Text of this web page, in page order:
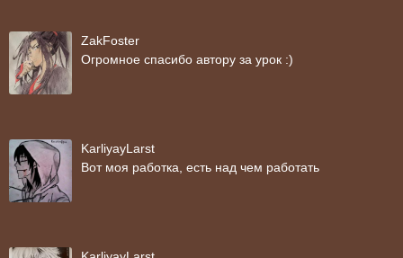
ZakFoster
Огромное спасибо автору за урок :)
KarliyayLarst
Вот моя работка, есть над чем работать